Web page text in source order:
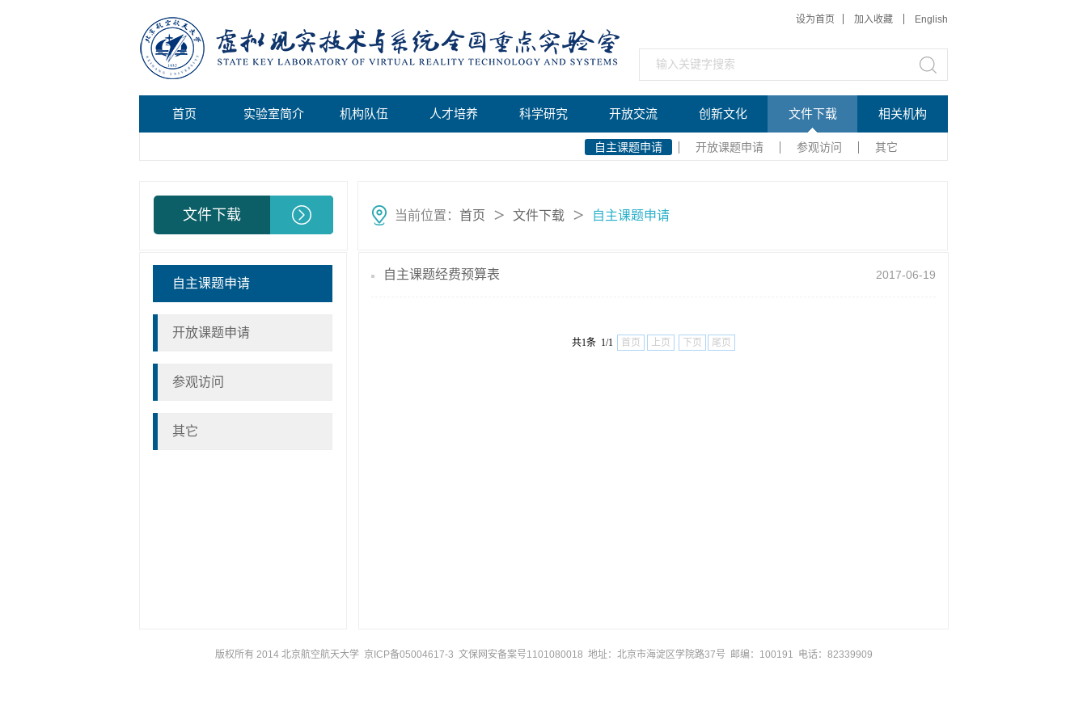
设为首页 加入收藏 English
首页 实验室简介 机构队伍 人才培养 科学研究 开放交流 创新文化 文件下载 相关机构
自主课题申请 开放课题申请 参观访问 其它
文件下载 当前位置： 首页 ＞ 文件下载 ＞ 自主课题申请
自主课题申请
开放课题申请
参观访问
其它
自主课题经费预算表 2017-06-19
共1条 1/1 首页 上页 下页 尾页
版权所有 2014 北京航空航天大学 京ICP备05004617-3 文保网安备案号1101080018 地址：北京市海淀区学院路37号 邮编：100191 电话：82339909